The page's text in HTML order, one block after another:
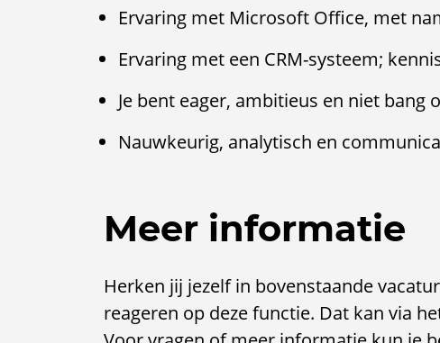
Ervaring met Microsoft Office, met
Ervaring met een CRM-systeem;
Je bent eager, ambitieus en niet bang
Nauwkeurig, analytisch en
Meer informatie
Herken jij jezelf in bovenstaande
reageren op deze functie. Dat kan via